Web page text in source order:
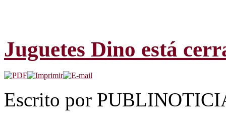
Juguetes Dino está
Escrito por